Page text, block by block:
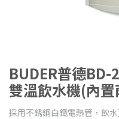
BUDER普德
雙溫飲水機(內
採用不銹鋼白鐵電熱管，飲